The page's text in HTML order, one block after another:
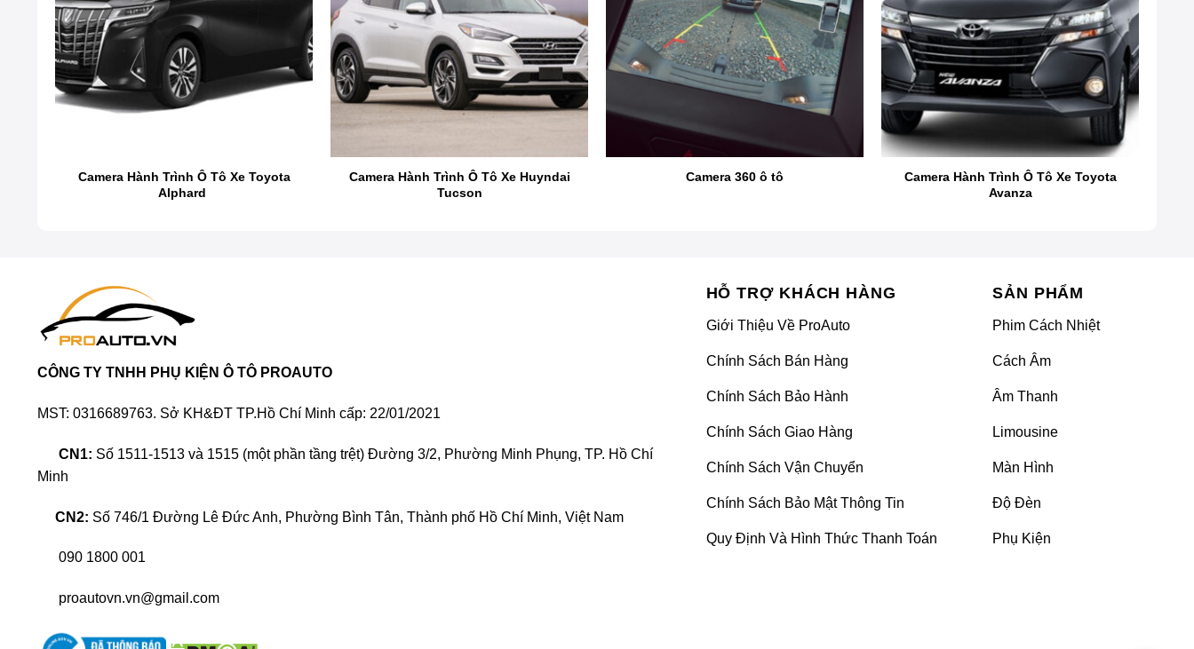
Camera hành trình Vietmap L110 – Bảng giá ưu đãi
Giới thiệu camera hành trình Vietmap L110
Camera hành trình Vietmap L110 là dòng camera hành trình ô tô ghi hình 2K sắc nét, tích hợp cảnh báo biển báo giao thông bằng giọng nói, giúp người lái luôn kiểm soát
Camera Hành Trình Ô Tô Xe Toyota
Alphard
Camera Hành Trình Ô Tô Xe Huyndai
Tucson
Camera 360 ô tô
Camera Hành Trình Ô Tô Xe Toyota
Avanza
CÔNG TY TNHH PHỤ KIỆN Ô TÔ PROAUTO
MST: 0316689763. Sở KH&ĐT TP.Hồ Chí Minh cấp: 22/01/2021
CN1: Số 1511-1513 và 1515 (một phần tầng trệt) Đường 3/2, Phường Minh Phụng, TP. Hồ Chí
Minh
CN2: Số 746/1 Đường Lê Đức Anh, Phường Bình Tân, Thành phố Hồ Chí Minh, Việt Nam
090 1800 001
proautovn.vn@gmail.com
HỖ TRỢ KHÁCH HÀNG
Giới Thiệu Về ProAuto
Chính Sách Bán Hàng
Chính Sách Bảo Hành
Chính Sách Giao Hàng
Chính Sách Vận Chuyển
Chính Sách Bảo Mật Thông Tin
Quy Định Và Hình Thức Thanh Toán
SẢN PHẨM
Phim Cách Nhiệt
Cách Âm
Âm Thanh
Limousine
Màn Hình
Độ Đèn
Phụ Kiện